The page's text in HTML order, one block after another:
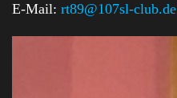
E-Mail: rt89@107sl-club.de